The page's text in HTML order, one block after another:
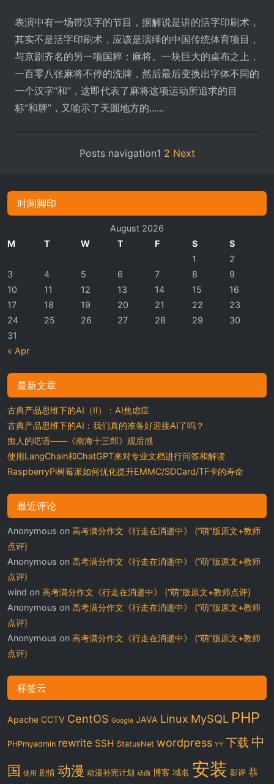
表演中有一场带汉字的节目，据解说是讲的活字印刷术，
其实不是活字印刷术，应该是演绎的中国传统体育项目，
与京剧齐名的另一项国粹：麻将。一块巨大的桌布之上，
一百零八张麻将不停的洗牌，然后最后变换出字体不同的
一个汉字“和”，这即代表了麻将这项运动所追求的目
标“和牌”，又喻示了天圆地方的......
Posts navigation1 2 Next
时间脚印
August 2026
M
T W T F S S
« Apr
1
2
3
4 5 6 7 8
9
10
11 12 13 14 15
16
17
18 19 20 21 22
23
24
25 26 27 28 29
30
31
最新文章
古典产品思维下的AI（II）：AI焦虑症
古典产品思维下的AI：我们真的准备好迎接AI了吗？
痴人的呓语——《南海十三郎》观后感
使用LangChain和ChatGPT来对专业文档进行问答和解读
RaspberryPi树莓派如何优化提升EMMC/SDCard/TF卡的寿命
最近评论
Anonymous on 高考满分作文《行走在消逝中》 (“萌”版原文+教师
点评)
Anonymous on 高考满分作文《行走在消逝中》 (“萌”版原文+教师
点评)
wind on 高考满分作文《行走在消逝中》 (“萌”版原文+教师点评)
Anonymous on 高考满分作文《行走在消逝中》 (“萌”版原文+教师
点评)
Anonymous on 高考满分作文《行走在消逝中》 (“萌”版原文+教师
点评)
标签云
Apache CCTV CentOS Google JAVA Linux MySQL PHP
PHPmyadmin rewrite SSH StatusNet wordpress YY 下载 中
国 使用 剧情 动漫 动漫补完计划 动画 博客 域名 安装 影评 恭